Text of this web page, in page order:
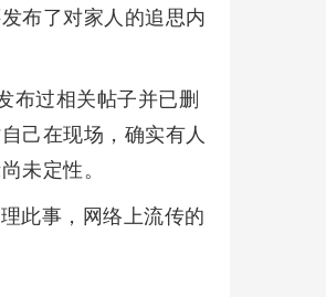
布了对家人的追思内
布过相关帖子并已删
己在现场，确实有人
未定性。
此事，网络上流传的